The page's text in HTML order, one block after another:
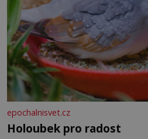
epochalnisvet.cz
Holoubek pro radost